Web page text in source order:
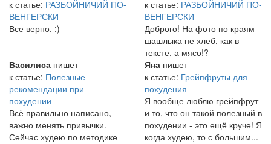
к статье: РАЗБОЙНИЧИЙ ПО-
ВЕНГЕРСКИ
Все верно. :)
к статье: РАЗБОЙНИЧИЙ ПО-
ВЕНГЕРСКИ
Доброго! На фото по краям
шашлыка не хлеб, как в
тексте, а мясо!?
Василиса пишет
к статье: Полезные
рекомендации при
похудении
Всё правильно написано,
важно менять привычки.
Сейчас худею по методике
Яна пишет
к статье: Грейпфруты для
похудения
Я вообще люблю грейпфрут
и то, что он такой полезный в
похудении - это ещё круче! Я
когда худею, то с большим...